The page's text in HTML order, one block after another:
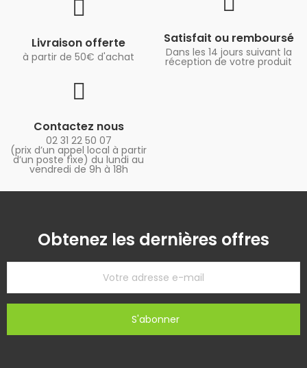
Livraison offerte
à partir de 50€ d'achat
Satisfait ou remboursé
Dans les 14 jours suivant la
réception de votre produit
Contactez nous
02 31 22 50 07
(prix d’un appel local à partir
d’un poste fixe) du lundi au
vendredi de 9h à 18h
Obtenez les dernières offres
S'abonner